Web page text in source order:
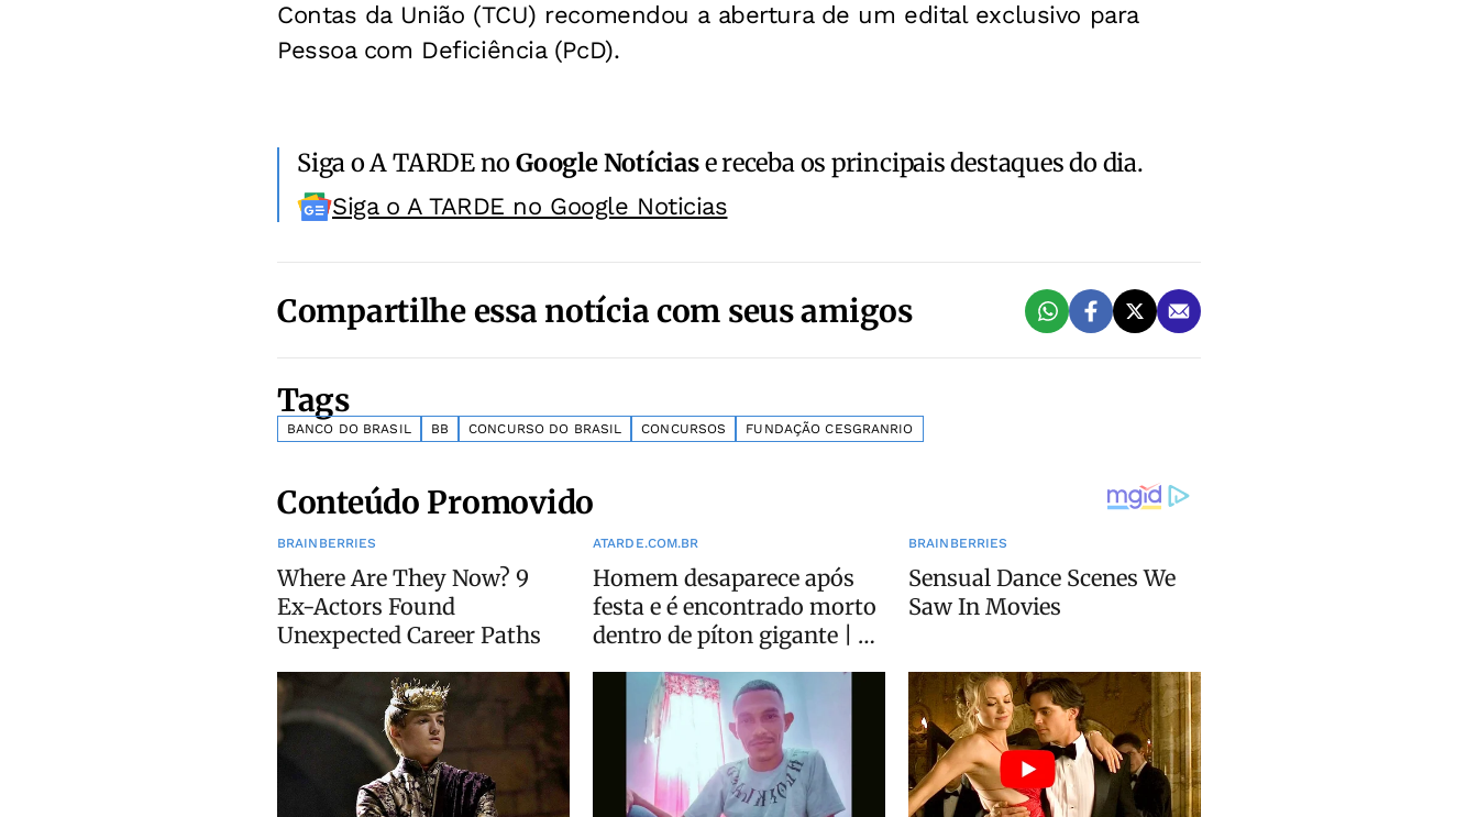
Contas da União (TCU) recomendou a abertura de um edital exclusivo para
Pessoa com Deficiência (PcD).
Siga o A TARDE noGoogle Notíciase receba os principais destaques do dia.
Siga o A TARDE no Google Noticias
Compartilhe essa notícia com seus amigos
Tags
BANCO DO BRASIL BB CONCURSO DO BRASIL CONCURSOS FUNDAÇÃO CESGRANRIO